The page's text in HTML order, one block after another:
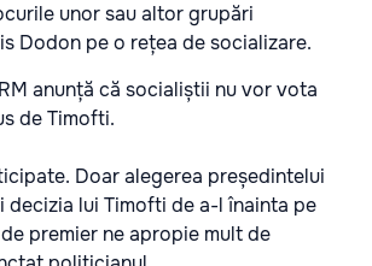
unor sau altor grupări
Dodon pe o rețea de socializare.
anunță că socialiștii nu vor vota
de Timofti.
Doar alegerea președintelui
decizia lui Timofti de a-l înainta pe
premier ne apropie mult de